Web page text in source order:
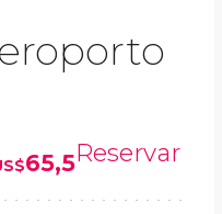
65,5Reservar